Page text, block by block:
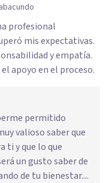
profesional
mis expectativas.
y empatía.
apoyo en el proceso.
permitido
valioso saber que
ti y que lo que
un gusto saber de
de tu bienestar....